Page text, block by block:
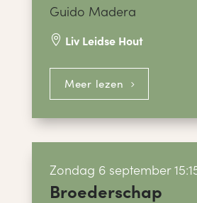
Guido Madera
 Liv Leidse Hout
Meer lezen
Zondag 6 september
Broederschap